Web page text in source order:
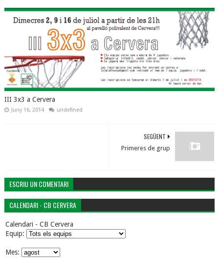
III 3x3 a Cervera
Juny 16, 2014 undefined
SEGÜENT
Primeres de grup
ESCRIU UN COMENTARI
CALENDARI - CB CERVERA
Calendari - CB Cervera
Equip:
Mes: